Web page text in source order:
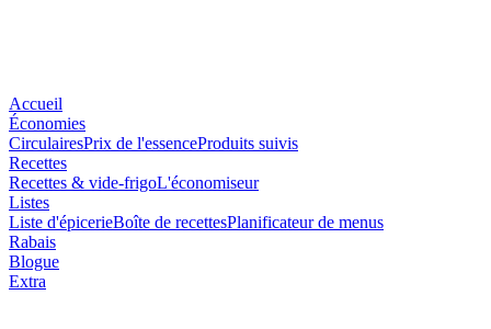
Accueil
Économies
CirculairesPrix de l'essenceProduits suivis
Recettes
Recettes & vide-frigoL'économiseur
Listes
Liste d'épicerieBoîte de recettesPlanificateur de menus
Rabais
Blogue
Extra